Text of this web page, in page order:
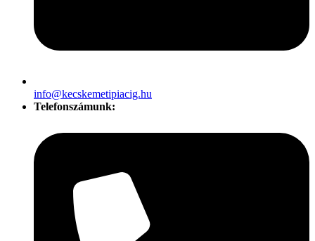
info@kecskemetipiacig.hu
Telefonszámunk: